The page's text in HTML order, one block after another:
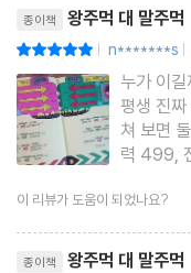
도는 누구
종이책 왕주먹 대 말주먹
| n*******s |
누가 이
평생 진
쳐 보면
력 499,
희 작가
같다.총 7
된다.목
의 일러스
이 리뷰가 도움이 되었나요?
종이책 왕주먹 대 말주먹